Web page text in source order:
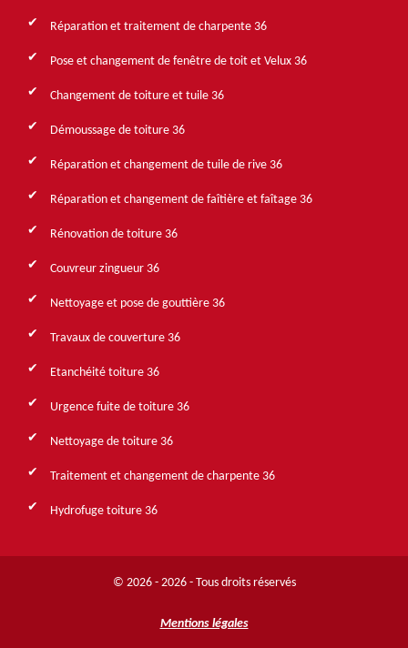
Réparation et traitement de charpente 36
Pose et changement de fenêtre de toit et Velux 36
Changement de toiture et tuile 36
Démoussage de toiture 36
Réparation et changement de tuile de rive 36
Réparation et changement de faîtière et faîtage 36
Rénovation de toiture 36
Couvreur zingueur 36
Nettoyage et pose de gouttière 36
Travaux de couverture 36
Etanchéité toiture 36
Urgence fuite de toiture 36
Nettoyage de toiture 36
Traitement et changement de charpente 36
Hydrofuge toiture 36
© 2026 - 2026 - Tous droits réservés
Mentions légales